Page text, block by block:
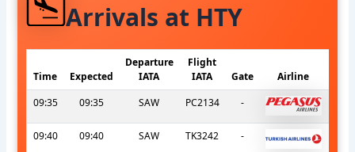
Arrivals at HTY
Time Expected
Departure
IATA
Flight
IATA
Gate
Airline
09:35
09:35 SAW PC2134 -
09:40 09:40 SAW TK3242 -